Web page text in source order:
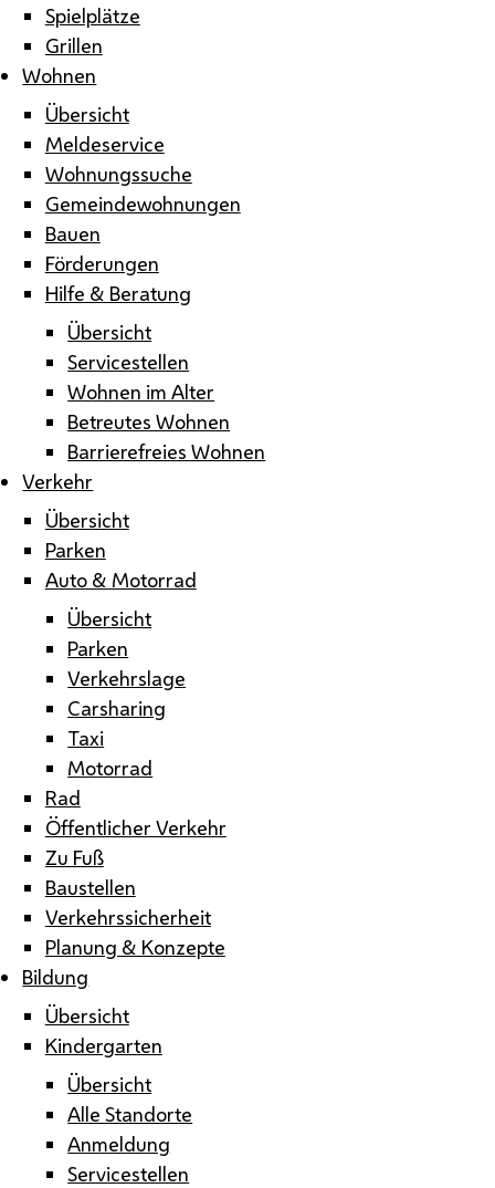
Spielplätze
Grillen
Wohnen
Übersicht
Meldeservice
Wohnungssuche
Gemeindewohnungen
Bauen
Förderungen
Hilfe & Beratung
Übersicht
Servicestellen
Wohnen im Alter
Betreutes Wohnen
Barrierefreies Wohnen
Verkehr
Übersicht
Parken
Auto & Motorrad
Übersicht
Parken
Verkehrslage
Carsharing
Taxi
Motorrad
Rad
Öffentlicher Verkehr
Zu Fuß
Baustellen
Verkehrssicherheit
Planung & Konzepte
Bildung
Übersicht
Kindergarten
Übersicht
Alle Standorte
Anmeldung
Servicestellen